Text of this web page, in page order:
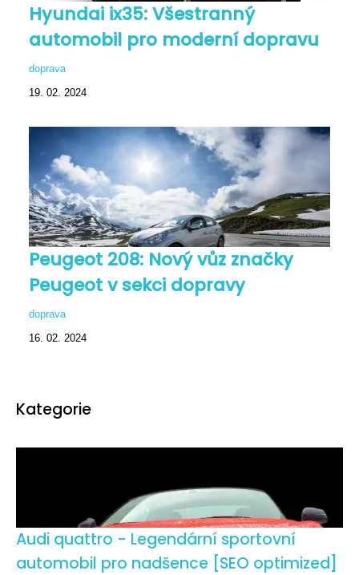
Hyundai ix35: Všestranný
automobil pro moderní dopravu
doprava
19. 02. 2024
Peugeot 208: Nový vůz značky
Peugeot v sekci dopravy
doprava
16. 02. 2024
Kategorie
Audi quattro - Legendární sportovní
automobil pro nadšence [SEO optimized]